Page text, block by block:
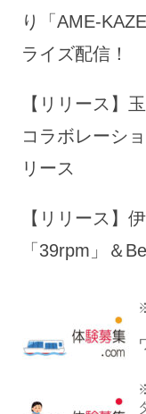
り「AME-
ライズ配信！
【リリース】
コラボレーシ
リース
【リリース】
「39rpm」＆